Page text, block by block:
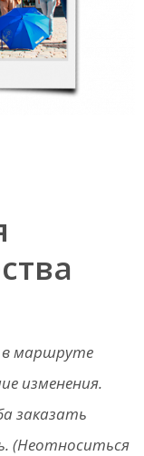
маршруте
изменения.
заказать
(Неотноситься